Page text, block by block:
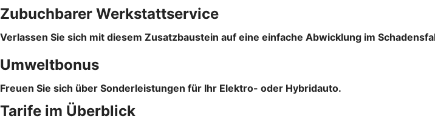
Zubuchbarer Werkstattservice
Verlassen Sie sich mit diesem Zusatzbaustein auf eine einfache Abwicklung im
Umweltbonus
Freuen Sie sich über Sonderleistungen für Ihr Elektro- oder Hybridauto.
Tarife im Überblick